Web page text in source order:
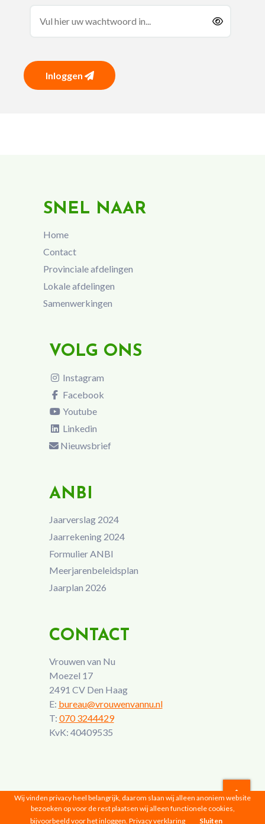
Inloggen
SNEL NAAR
Home
Contact
Provinciale afdelingen
Lokale afdelingen
Samenwerkingen
VOLG ONS
Instagram
Facebook
Youtube
Linkedin
Nieuwsbrief
ANBI
Jaarverslag 2024
Jaarrekening 2024
Formulier ANBI
Meerjarenbeleidsplan
Jaarplan 2026
CONTACT
Vrouwen van Nu
Moezel 17
2491 CV Den Haag
E: bureau@vrouwenvannu.nl
T: 070 3244429
KvK: 40409535
Vrouwen van Nu © 2026 |Privacyverklaring
Wij vinden privacy heel belangrijk, daarom slaan wij alleen anoniem website
bezoeken op voor de rest plaatsen wij alleen functionele cookies,
bijvoorbeeld voor het inloggen. Privacy verklaring Sluiten